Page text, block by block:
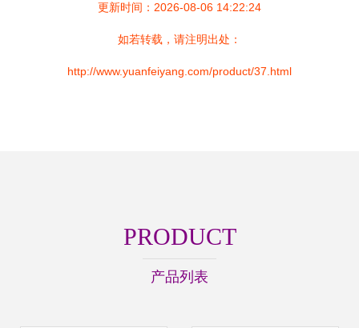
更新时间：2026-08-06 14:22:24
如若转载，请注明出处：
http://www.yuanfeiyang.com/product/37.html
PRODUCT
产品列表